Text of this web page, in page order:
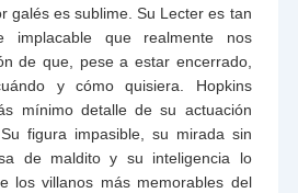
galés es sublime. Su Lecter es tan
implacable que realmente nos
de que, pese a estar encerrado,
y cómo quisiera. Hopkins
mínimo detalle de su actuación
figura impasible, su mirada sin
de maldito y su inteligencia lo
los villanos más memorables del